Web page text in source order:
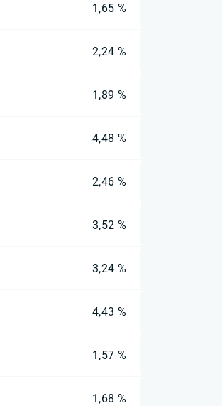
1,65 %
2,24 %
1,89 %
4,48 %
2,46 %
3,52 %
3,24 %
4,43 %
1,57 %
1,68 %